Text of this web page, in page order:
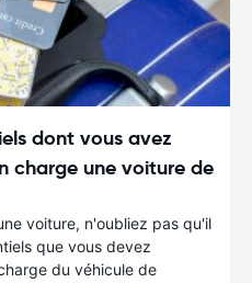
dont vous avez
charge une voiture de
voiture, n'oubliez pas qu'il
que vous devez
du véhicule de